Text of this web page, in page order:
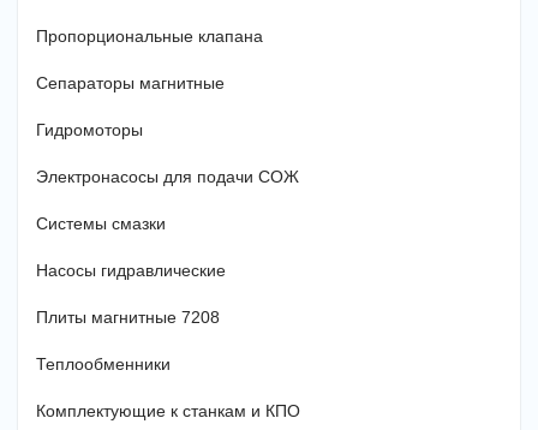
Пропорциональные клапана
Сепараторы магнитные
Гидромоторы
Электронасосы для подачи СОЖ
Системы смазки
Насосы гидравлические
Плиты магнитные 7208
Теплообменники
Комплектующие к станкам и КПО